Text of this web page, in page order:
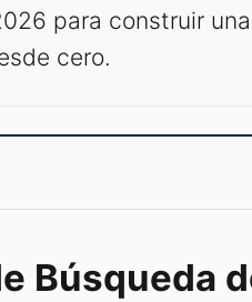
para construir
cero.
Búsqueda